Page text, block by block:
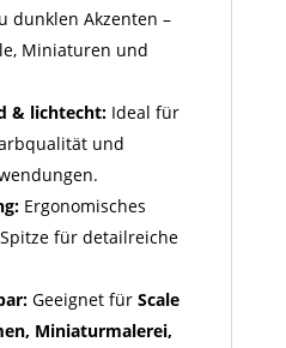
dunklen Akzenten –
Miniaturen und
& lichtecht:Ideal für
und
Ergonomisches
für detailreiche
Geeignet für Scale
Miniaturmalerei,